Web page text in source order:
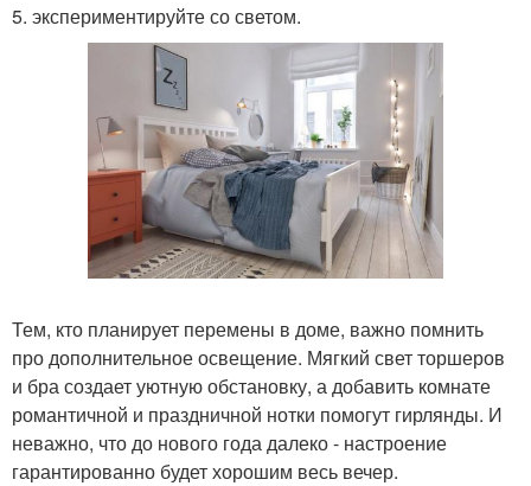
5. экспериментируйте со светом.
Тем, кто планирует перемены в доме, важно помнить
про дополнительное освещение. Мягкий свет торшеров
и бра создает уютную обстановку, а добавить комнате
романтичной и праздничной нотки помогут гирлянды. И
неважно, что до нового года далеко - настроение
гарантированно будет хорошим весь вечер.